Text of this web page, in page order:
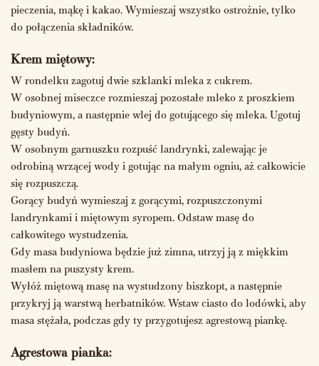
pieczenia, mąkę i kakao. Wymieszaj wszystko ostrożnie, tylko
do połączenia składników.
Krem miętowy:
W rondelku zagotuj dwie szklanki mleka z cukrem.
W osobnej miseczce rozmieszaj pozostałe mleko z proszkiem
budyniowym, a następnie wlej do gotującego się mleka. Ugotuj
gęsty budyń.
W osobnym garnuszku rozpuść landrynki, zalewając je
odrobiną wrzącej wody i gotując na małym ogniu, aż całkowicie
się rozpuszczą.
Gorący budyń wymieszaj z gorącymi, rozpuszczonymi
landrynkami i miętowym syropem. Odstaw masę do
całkowitego wystudzenia.
Gdy masa budyniowa będzie już zimna, utrzyj ją z miękkim
masłem na puszysty krem.
Wyłóż miętową masę na wystudzony biszkopt, a następnie
przykryj ją warstwą herbatników. Wstaw ciasto do lodówki, aby
masa stężała, podczas gdy ty przygotujesz agrestową piankę.
Agrestowa pianka: